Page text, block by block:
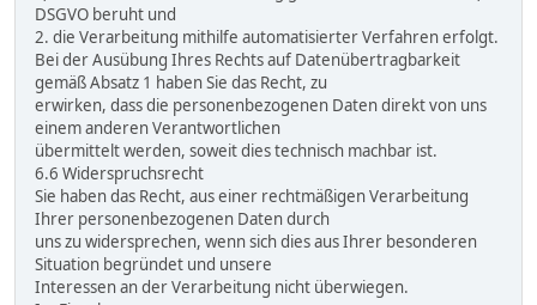
DSGVO beruht und
2. die Verarbeitung mithilfe automatisierter Verfahren erfolgt.
Bei der Ausübung Ihres Rechts auf Datenübertragbarkeit
gemäß Absatz 1 haben Sie das Recht, zu
erwirken, dass die personenbezogenen Daten direkt von uns
einem anderen Verantwortlichen
übermittelt werden, soweit dies technisch machbar ist.
6.6 Widerspruchsrecht
Sie haben das Recht, aus einer rechtmäßigen Verarbeitung
Ihrer personenbezogenen Daten durch
uns zu widersprechen, wenn sich dies aus Ihrer besonderen
Situation begründet und unsere
Interessen an der Verarbeitung nicht überwiegen.